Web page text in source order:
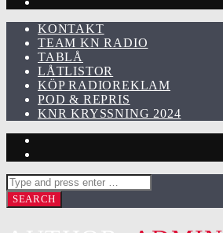
KONTAKT
TEAM KN RADIO
TABLÅ
LÅTLISTOR
KÖP RADIOREKLAM
POD & REPRIS
KNR KRYSSNING 2024